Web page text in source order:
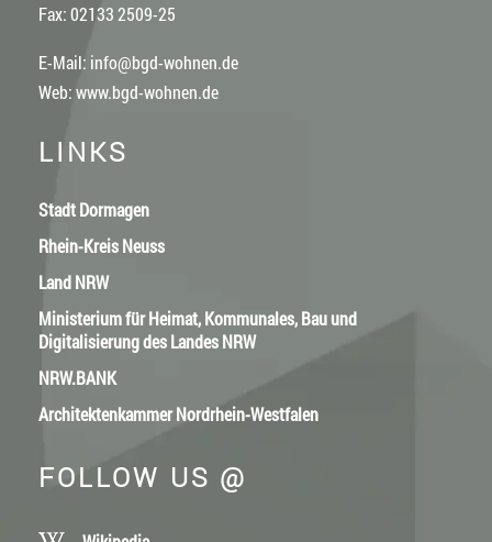
Fax: 02133 2509-25
E-Mail: info@bgd-wohnen.de
Web:www.bgd-wohnen.de
LINKS
Stadt Dormagen
Rhein-Kreis Neuss
Land NRW
Ministerium für Heimat, Kommunales, Bau und
Digitalisierung des Landes NRW
NRW.BANK
Architektenkammer Nordrhein-Westfalen
FOLLOW US @